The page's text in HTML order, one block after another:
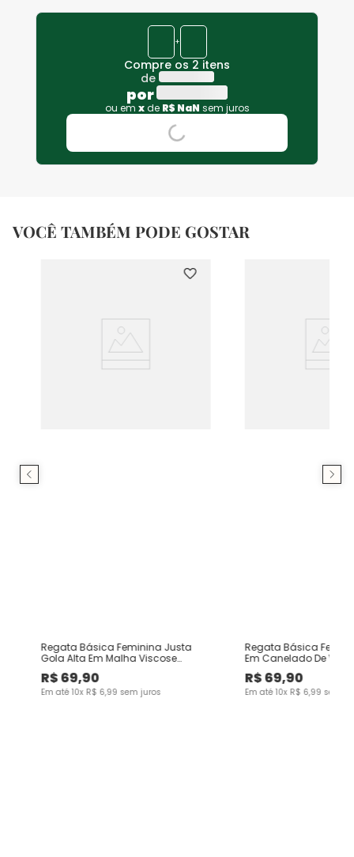
+
Compre os 2 itens
de
por
ou em x de R$ NaN sem juros
VOCÊ TAMBÉM PODE GOSTAR
Regata Básica Feminina Justa
Gola Alta Em Malha Viscose
Canelada
R$69,90
Em até10xR$ 6,99 sem juros
Regata Básica
Em Canelado De
R$69,90
Em até10x R$ 6,99 sem